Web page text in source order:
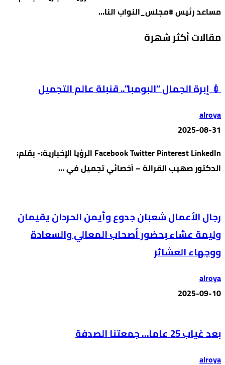
مساعد رئيس #مجلس_النواب النا…
مقالات أكثر شهرة
💉 إبرة الجمال “البومبا”.. قنبلة عالم التجميل
alroya
2025-08-31
Facebook Twitter Pinterest LinkedIn الرؤيا الإخبارية:- بقلم:
الدكتور صهيب القرالة – أخصائي تجميل في …
رجال الأعمال شعبان جدوع وأيمن الحردان يقيمان
وليمة عشاء بحضور أصحاب المعالي والسعادة
ووجهاء العشائر
alroya
2025-09-10
بعد غياب 25 عاماً… جمعتنا الصدفة
alroya